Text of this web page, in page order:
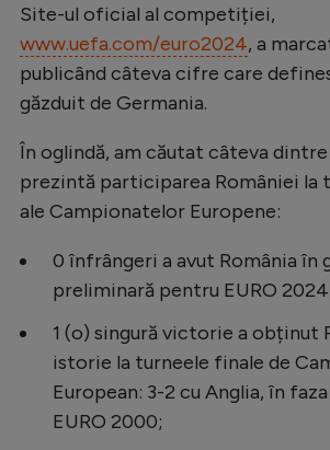
Clasamente
Tenis
Handbal
Auto
Rugby
Ciclism
Site-ul oficial al competiției,
www.uefa.com/euro2024, a
publicând câteva cifre care
găzduit de Germania.
În oglindă, am căutat câteva
prezintă participarea României la
ale Campionatelor Europene:
0 înfrângeri a avut România în
preliminară pentru EURO
1 (o) singură victorie a obținut
istorie la turneele finale de
European: 3-2 cu Anglia, în
EURO 2000;